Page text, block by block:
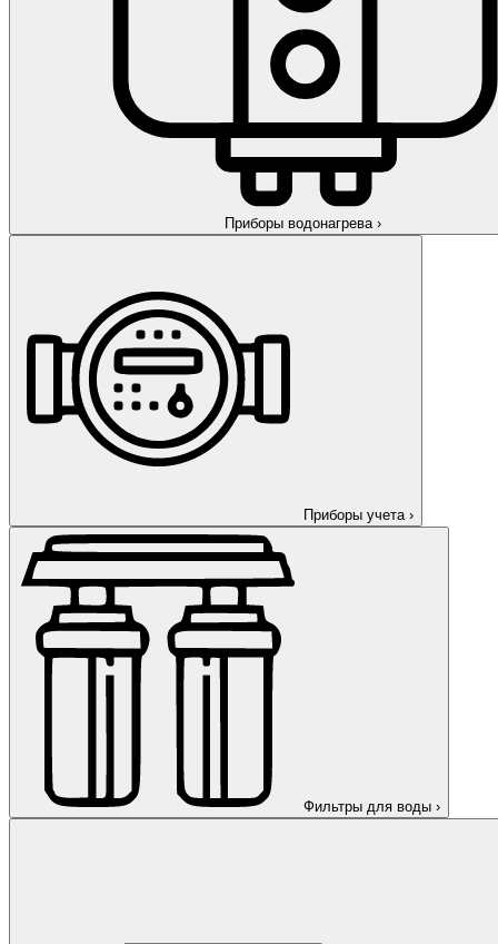
Приборы водонагрева ›
Приборы учета ›
Фильтры для воды ›